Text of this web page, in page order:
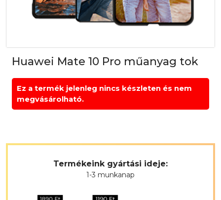
Huawei Mate 10 Pro műanyag tok
Ez a termék jelenleg nincs készleten és nem
megvásárolható.
Termékeink gyártási ideje:
1-3 munkanap